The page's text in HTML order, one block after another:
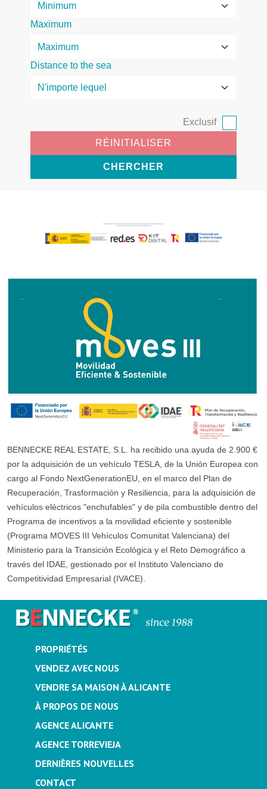
Maximum
Distance to the sea
Exclusif
RÉINITIALISER
CHERCHER
BENNECKE REAL ESTATE, S.L. ha recibido una ayuda de 2.900 €
por la adquisición de un vehículo TESLA, de la Unión Europea con
cargo al Fondo NextGenerationEU, en el marco del Plan de
Recuperación, Trasformación y Resiliencia, para la adquisición de
vehículos eléctricos "enchufables" y de pila combustible dentro del
Programa de incentivos a la movilidad eficiente y sostenible
(Programa MOVES III Vehículos Comunitat Valenciana) del
Ministerio para la Transición Ecológica y el Reto Demográfico a
través del IDAE, gestionado por el Instituto Valenciano de
Competitividad Empresarial (IVACE).
PROPRIÉTÉS
VENDEZ AVEC NOUS
VENDRE SA MAISON À ALICANTE
À PROPOS DE NOUS
AGENCE ALICANTE
AGENCE TORREVIEJA
DERNIÈRES NOUVELLES
CONTACT